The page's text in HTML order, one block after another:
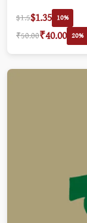
$1.5$1.35 10%
₹50.00₹40.00 20%